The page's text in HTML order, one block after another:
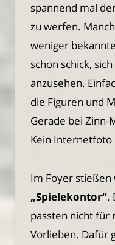
spannend mal
zu werfen.
weniger
schon schick,
anzusehen.
die Figuren und
Gerade bei Zinn-
Kein Internetfoto
Im Foyer stießen
„Spielekontor“.
passten nicht für
Vorlieben. Dafür